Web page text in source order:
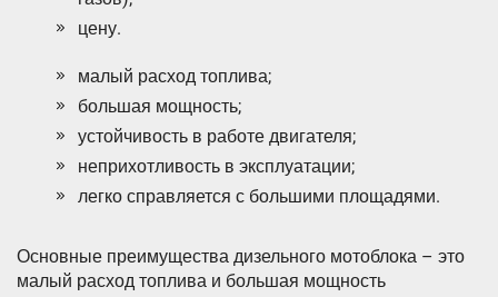
цену.
малый расход топлива;
большая мощность;
устойчивость в работе двигателя;
неприхотливость в эксплуатации;
легко справляется с большими площадями.
Основные преимущества дизельного мотоблока – это
малый расход топлива и большая мощность